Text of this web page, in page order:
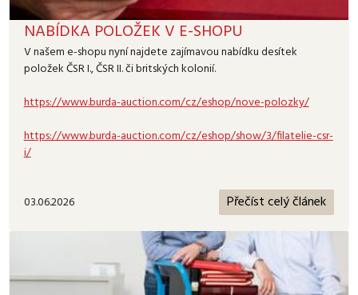
NABÍDKA POLOŽEK V E-SHOPU
V našem e-shopu nyní najdete zajímavou nabídku desítek
položek ČSR I., ČSR II. či britských kolonií.
https://www.burda-auction.com/cz/eshop/nove-polozky/
https://www.burda-auction.com/cz/eshop/show/3/filatelie-csr-
i/
03.06.2026 Přečíst celý článek